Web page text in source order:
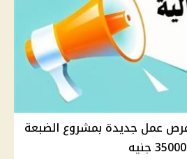
عمل جديدة بمشروع الضبعة